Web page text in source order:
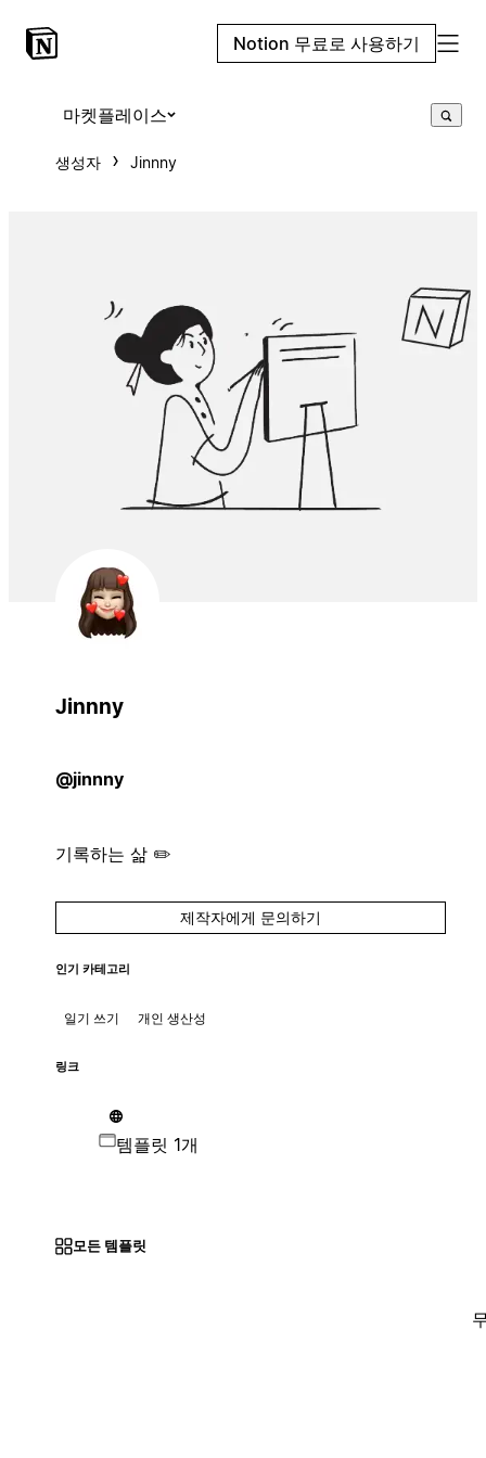
Notion 무료로 사용하기
마켓플레이스
생성자 Jinnny
Jinnny
@jinnny
기록하는 삶 ✏️
제작자에게 문의하기
인기 카테고리
일기 쓰기 개인 생산성
링크
템플릿 1개
모든 템플릿